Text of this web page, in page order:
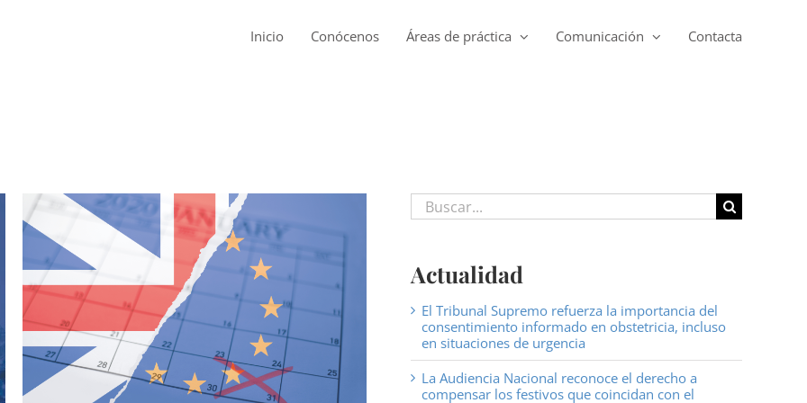
Inicio Conócenos Áreas de práctica Comunicación Contacta
Buscar:
Actualidad
El Tribunal Supremo refuerza la importancia del
consentimiento informado en obstetricia, incluso
en situaciones de urgencia
La Audiencia Nacional reconoce el derecho a
compensar los festivos que coincidan con el